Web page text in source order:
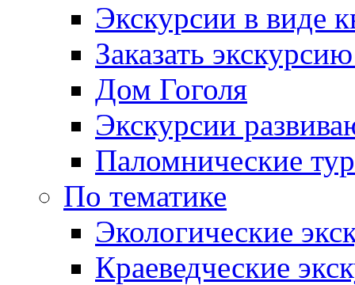
Экскурсии в виде
Заказать
Дом Гоголя
Экскурсии
Паломнические
По тематике
Экологические
Краеведческие